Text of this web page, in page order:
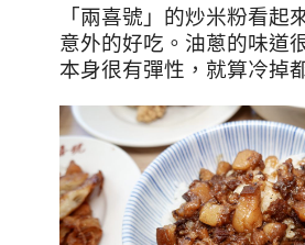
「兩喜號」的炒米粉看起
意外的好吃。油蔥的味道
本身很有彈性，就算冷掉